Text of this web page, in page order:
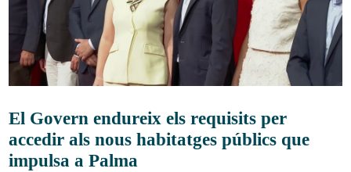
El Govern endureix els requisits per
accedir als nous habitatges públics que
impulsa a Palma